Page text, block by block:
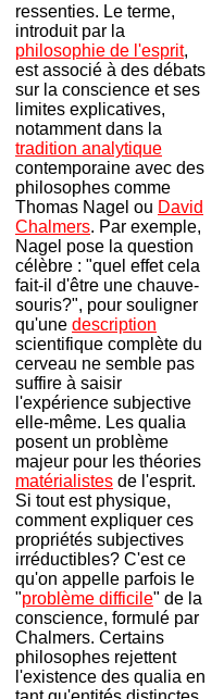
ressenties. Le terme,
introduit par la
philosophie de l'esprit,
est associé à des débats
sur la conscience et ses
limites explicatives,
notamment dans la
tradition analytique
contemporaine avec des
philosophes comme
Thomas Nagel ou David
Chalmers. Par exemple,
Nagel pose la question
célèbre : "quel effet cela
fait-il d'être une chauve-
souris?", pour souligner
qu'une description
scientifique complète du
cerveau ne semble pas
suffire à saisir
l'expérience subjective
elle-même. Les qualia
posent un problème
majeur pour les théories
matérialistes de l'esprit.
Si tout est physique,
comment expliquer ces
propriétés subjectives
irréductibles? C'est ce
qu'on appelle parfois le
"problème difficile" de la
conscience, formulé par
Chalmers. Certains
philosophes rejettent
l'existence des qualia en